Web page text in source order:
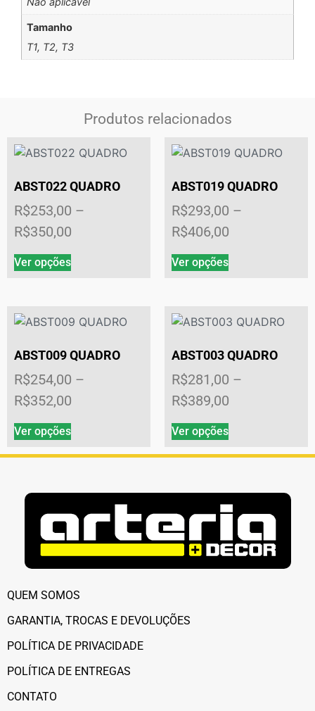
Tamanho
T1, T2, T3
Produtos relacionados
ABST022 QUADRO
R$253,00 –
R$350,00
Ver opções
ABST019 QUADRO
R$293,00 –
R$406,00
Ver opções
ABST009 QUADRO
R$254,00 –
R$352,00
Ver opções
ABST003 QUADRO
R$281,00 –
R$389,00
Ver opções
QUEM SOMOS
GARANTIA, TROCAS E DEVOLUÇÕES
POLÍTICA DE PRIVACIDADE
POLÍTICA DE ENTREGAS
CONTATO